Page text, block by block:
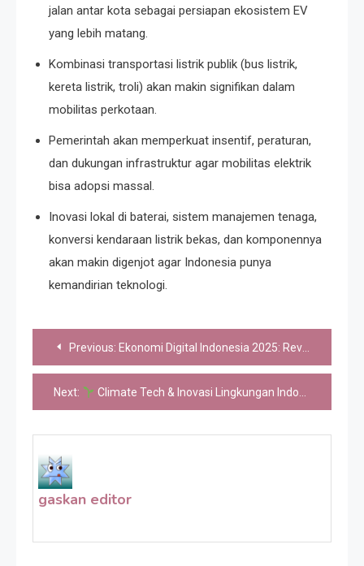
jalan antar kota sebagai persiapan ekosistem EV
yang lebih matang.
Kombinasi transportasi listrik publik (bus listrik,
kereta listrik, troli) akan makin signifikan dalam
mobilitas perkotaan.
Pemerintah akan memperkuat insentif, peraturan,
dan dukungan infrastruktur agar mobilitas elektrik
bisa adopsi massal.
Inovasi lokal di baterai, sistem manajemen tenaga,
konversi kendaraan listrik bekas, dan komponennya
akan makin digenjot agar Indonesia punya
kemandirian teknologi.
Post
navigation
Previous: Ekonomi Digital Indonesia 2025: Revolusi AI dan Masa Depan Produktivitas Nasional
Next: Climate Tech & Inovasi Lingkungan Indonesia 2025: Startup Hijau, Solusi Daur Ulang & Tantangan Keberlanjutan
gaskan editor